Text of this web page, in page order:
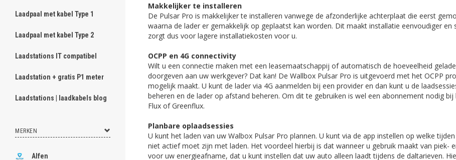
Laadpaal met kabel Type 1
Laadpaal met kabel Type 2
Laadstations IT compatibel
Laadstation + gratis P1 meter
Laadstations | laadkabels blog
MERKEN
Alfen
Makkelijker te installeren
De Pulsar Pro is makkelijker te installeren vanwege de afzonderlijke achterplaat die eerst
waarna de lader er gemakkelijk op geplaatst kan worden. Dit maakt installatie eenvoudiger en
zorgt dus voor lagere installatiekosten voor u.
OCPP en 4G connectivity
Wilt u een connectie maken met een leasemaatschappij of automatisch de hoeveelheid
doorgeven aan uw werkgever? Dat kan! De Wallbox Pulsar Pro is uitgevoerd met het OCPP
mogelijk maakt. U kunt de lader via 4G aanmelden bij een provider en dan kunt u de
beheren en de lader op afstand beheren. Om dit te gebruiken is wel een abonnement nodig bij
Flux of Greenflux.
Planbare oplaadsessies
U kunt het laden van uw Walbox Pulsar Pro plannen. U kunt via de app instellen op welke
niet actief moet zijn met laden. Het voordeel hierbij is dat wanneer u gebruik maakt van piek-
voor uw energieafname, dat u kunt instellen dat uw auto alleen laadt tijdens de daltarieven.